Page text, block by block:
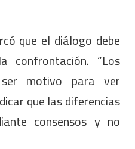
que el diálogo debe
confrontación. “Los
motivo para ver
que las diferencias
consensos y no